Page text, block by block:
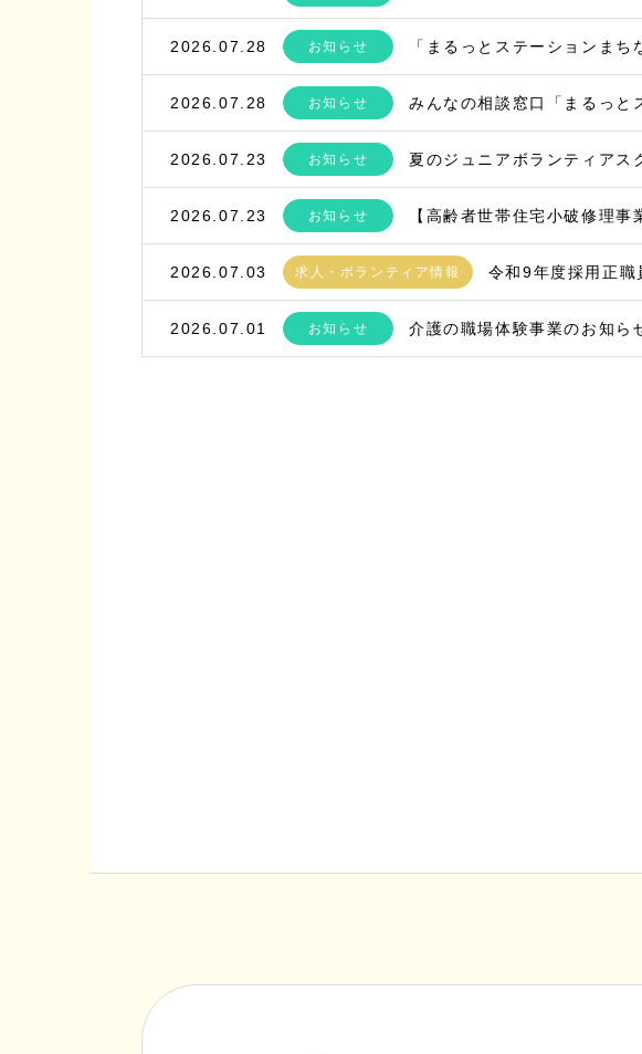
2026.07.28 お知らせ 「まるっとステーションま
2026.07.28 お知らせ みんなの相談窓口「まるっと
2026.07.23 お知らせ 夏のジュニアボランティアス
2026.07.23 お知らせ 【高齢者世帯住宅小破修理
2026.07.03 求人・ボランティア情報 令和9年度採用正職
2026.07.01 お知らせ 介護の職場体験事業のお知ら